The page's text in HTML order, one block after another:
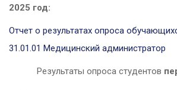
2025 год:
Отчет о результатах опроса
31.01.01 Медицинский администратор
Результаты опроса студентов